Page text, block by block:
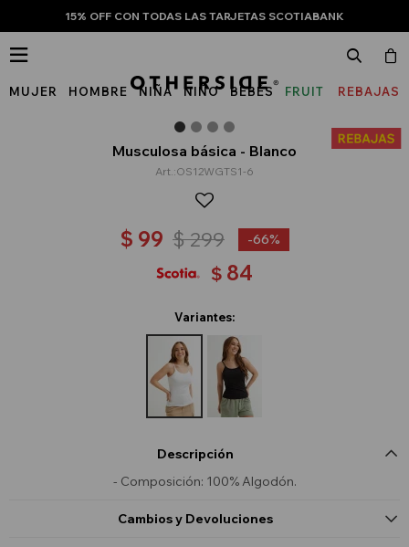
15% OFF CON TODAS LAS TARJETAS SCOTIABANK
MUJER HOMBRE NIÑA NIÑO BEBÉS
FRUIT
THE
REBAJAS

Musculosa básica - Blanco
OS12WGTS1-6
$ 99 $299 66
$ 84
Variantes:
Descripción
- Composición: 100% Algodón.
Cambios y Devoluciones